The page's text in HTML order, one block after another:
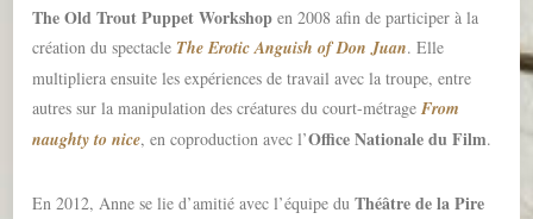
The Old Trout Puppet Workshopen 2008 afin de participer à la
création du spectacle The Erotic Anguish of Don Juan. Elle
multipliera ensuite les expériences de travail avec la troupe, entre
autres sur la manipulation des créatures du court-métrageFrom
naughty to nice, en coproduction avec l’Office Nationale du Film.
En 2012, Anne se lie d’amitié avec l’équipe duThéâtre de la Pire